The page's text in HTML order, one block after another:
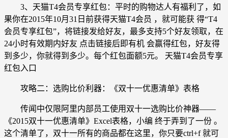
3、天猫T4会员专享红包：平时的购物达人有福利了，如
果你在2015年10月31日前获得天猫T4会员 ，就可能获 得“T4
会员专享红包”，将链接发给好友，最多支持5个好友领取，在
24小时有效期内好友 点击链接后即有机 会赢得红包，好友得
到多少，你就得到多少。每个红包面额5元。 天猫T4会员专享
红包入口
攻略二：选购比价利器：《双十一优惠清单》表格
传闻中仅限阿里内部员工使用双十一选购比价神器——
《2015双十一优惠清单》Excel表格，小编 终于弄到了一份 。
这个清单了，双十一所有的商品都在这里，你只要ctrl+f 就可